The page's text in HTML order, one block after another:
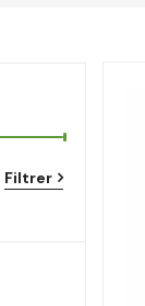
Filtrer